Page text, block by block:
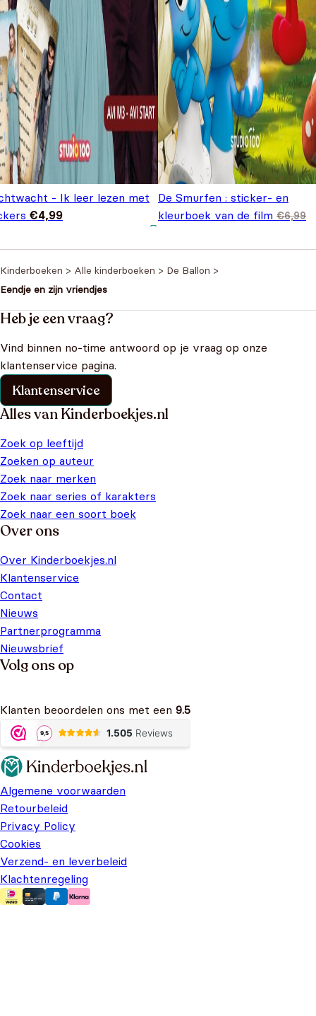
- Ik leer lezen met
€4,99
De Smurfen : sticker- en
kleurboek van de film €6,99
Kinderboeken > Alle kinderboeken > De Ballon >
Eendje en zijn vriendjes
Heb je een vraag?
Vind binnen no-time antwoord op je vraag op onze
klantenservice pagina.
Klantenservice
Alles van Kinderboekjes.nl
Zoek op leeftijd
Zoeken op auteur
Zoek naar merken
Zoek naar series of karakters
Zoek naar een soort boek
Over ons
Over Kinderboekjes.nl
Klantenservice
Contact
Nieuws
Partnerprogramma
Nieuwsbrief
Volg ons op
Klanten beoordelen ons met een 9.5
Algemene voorwaarden
Retourbeleid
Privacy Policy
Cookies
Verzend- en leverbeleid
Klachtenregeling